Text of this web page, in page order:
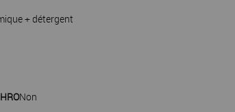
+ détergent
Non